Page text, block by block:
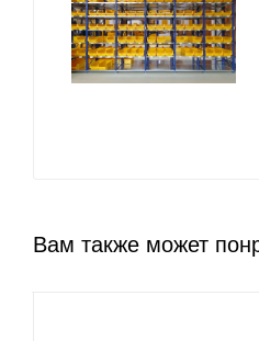
Вам также может